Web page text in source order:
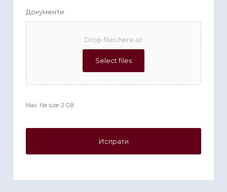
Документи
Drop files here or
Select files
Max. file size: 2 GB.